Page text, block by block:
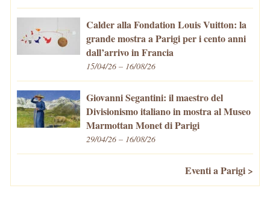
Calder alla Fondation Louis Vuitton: la
grande mostra a Parigi per i cento anni
dall’arrivo in Francia
15/04/26 – 16/08/26
Giovanni Segantini: il maestro del
Divisionismo italiano in mostra al Museo
Marmottan Monet di Parigi
29/04/26 – 16/08/26
Eventi a Parigi >